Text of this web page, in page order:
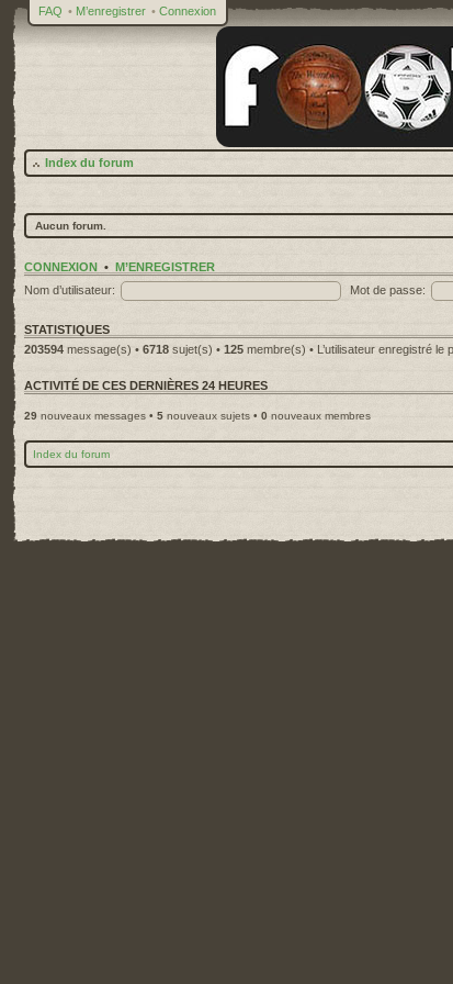
FAQ • M’enregistrer • Connexion
Index du forum
Aucun forum.
CONNEXION • M’ENREGISTRER
Nom d’utilisateur:
Mot de passe:
STATISTIQUES
203594 message(s) • 6718 sujet(s) • 125 membre(s) • L’utilisateur enregistré le
ACTIVITÉ DE CES DERNIÈRES 24 HEURES
29 nouveaux messages • 5 nouveaux sujets • 0 nouveaux membres
Index du forum